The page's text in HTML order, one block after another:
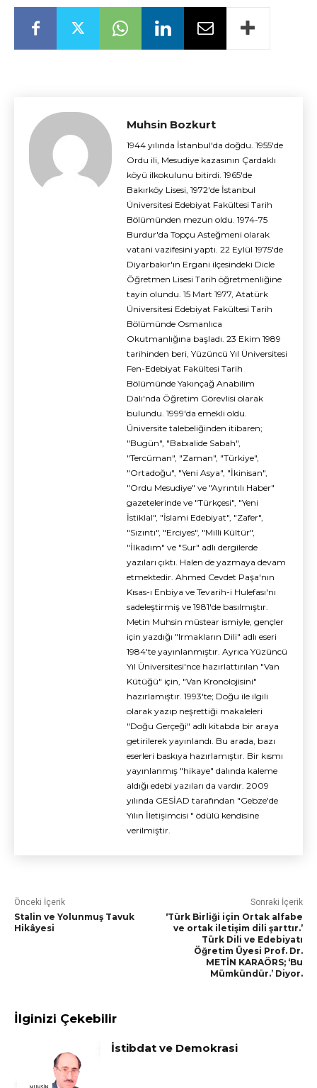
Muhsin Bozkurt
1944 yılında İstanbul'da doğdu. 1955'de
Ordu ili, Mesudiye kazasının Çardaklı
köyü ilkokulunu bitirdi. 1965'de
Bakırköy Lisesi, 1972'de İstanbul
Üniversitesi Edebiyat Fakültesi Tarih
Bölümünden mezun oldu. 1974-75
Burdur'da Topçu Asteğmeni olarak
vatani vazifesini yaptı. 22 Eylül 1975'de
Diyarbakır'ın Ergani ilçesindeki Dicle
Öğretmen Lisesi Tarih öğretmenliğine
tayin olundu. 15 Mart 1977, Atatürk
Üniversitesi Edebiyat Fakültesi Tarih
Bölümünde Osmanlıca
Okutmanlığına başladı. 23 Ekim 1989
tarihinden beri, Yüzüncü Yıl Üniversitesi
Fen-Edebiyat Fakültesi Tarih
Bölümünde Yakınçağ Anabilim
Dalı'nda Öğretim Görevlisi olarak
bulundu. 1999'da emekli oldu.
Üniversite talebeliğinden itibaren;
"Bugün", "Babıalide Sabah",
"Tercüman", "Zaman", "Türkiye",
"Ortadoğu", "Yeni Asya", "İkinisan",
"Ordu Mesudiye" ve "Ayrıntılı Haber"
gazetelerinde ve "Türkçesi", "Yeni
İstiklal", "İslami Edebiyat", "Zafer",
"Sızıntı", "Erciyes", "Milli Kültür",
"İlkadım" ve "Sur" adlı dergilerde
yazıları çıktı. Halen de yazmaya devam
etmektedir. Ahmed Cevdet Paşa'nın
Kısas-ı Enbiya ve Tevarih-i Hulefası'nı
sadeleştirmiş ve 1981'de basılmıştır.
Metin Muhsin müstear ismiyle, gençler
için yazdığı "Irmakların Dili" adlı eseri
1984'te yayınlanmıştır. Ayrıca Yüzüncü
Yıl Üniversitesi'nce hazırlattırılan "Van
Kütüğü" için, "Van Kronolojisini"
hazırlamıştır. 1993'te; Doğu ile ilgili
olarak yazıp neşrettiği makaleleri
"Doğu Gerçeği" adlı kitabda bir araya
getirilerek yayınlandı. Bu arada, bazı
eserleri baskıya hazırlamıştır. Bir kısmı
yayınlanmış "hikaye" dalında kaleme
aldığı edebi yazıları da vardır. 2009
yılında GESİAD tarafından "Gebze'de
Yılın İletişimcisi " ödülü kendisine
verilmiştir.
Önceki İçerik
Stalin ve Yolunmuş Tavuk
Hikâyesi
Sonraki İçerik
‘Türk Birliği için Ortak alfabe
ve ortak iletişim dili şarttır.’
Türk Dili ve Edebiyatı
Öğretim Üyesi Prof. Dr.
METİN KARAÖRS; ‘Bu
Mümkündür.’ Diyor.
İlginizi Çekebilir
İstibdat ve Demokrasi